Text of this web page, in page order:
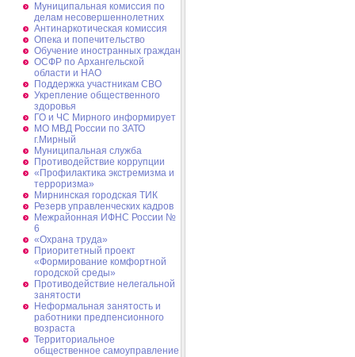
Муниципальная комиссия по
делам несовершеннолетних
Антинаркотическая комиссия
Опека и попечительство
Обучение иностранных граждан
ОСФР по Архангельской
области и НАО
Поддержка участникам СВО
Укрепление общественного
здоровья
ГО и ЧС Мирного информирует
МО МВД России по ЗАТО
г.Мирный
Муниципальная cлужба
Противодействие коррупции
«Профилактика экстремизма и
терроризма»
Мирнинская городская ТИК
Резерв управленческих кадров
Межрайонная ИФНС России №
6
«Охрана труда»
Приоритетный проект
«Формирование комфортной
городской среды»
Противодействие нелегальной
занятости
Неформальная занятость и
работники предпенсионного
возраста
Территориальное
общественное самоуправление